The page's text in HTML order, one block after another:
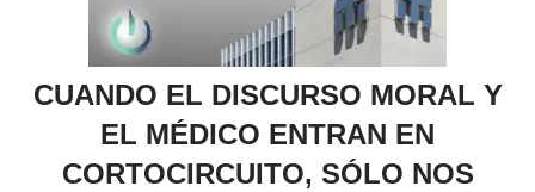
CUANDO EL DISCURSO MORAL Y
EL MÉDICO ENTRAN EN
CORTOCIRCUITO, SÓLO NOS